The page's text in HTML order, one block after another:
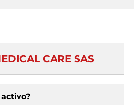
CARE SAS
activo?